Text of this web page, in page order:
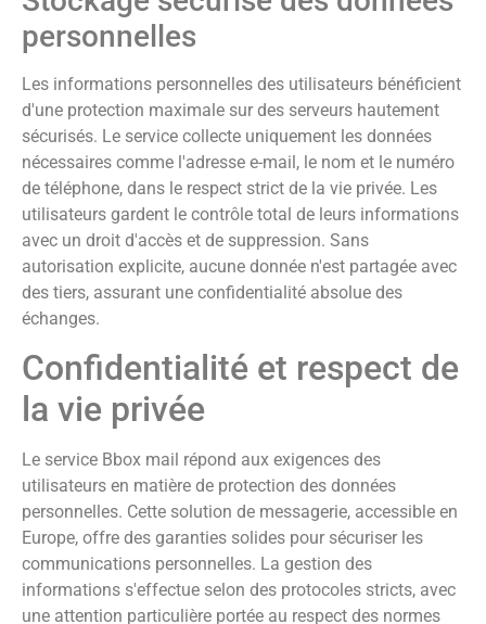
personnelles
Les informations personnelles des utilisateurs bénéficient
d'une protection maximale sur des serveurs hautement
sécurisés. Le service collecte uniquement les données
nécessaires comme l'adresse e-mail, le nom et le numéro
de téléphone, dans le respect strict de la vie privée. Les
utilisateurs gardent le contrôle total de leurs informations
avec un droit d'accès et de suppression. Sans
autorisation explicite, aucune donnée n'est partagée avec
des tiers, assurant une confidentialité absolue des
échanges.
Confidentialité et respect de
la vie privée
Le service Bbox mail répond aux exigences des
utilisateurs en matière de protection des données
personnelles. Cette solution de messagerie, accessible en
Europe, offre des garanties solides pour sécuriser les
communications personnelles. La gestion des
informations s'effectue selon des protocoles stricts, avec
une attention particulière portée au respect des normes